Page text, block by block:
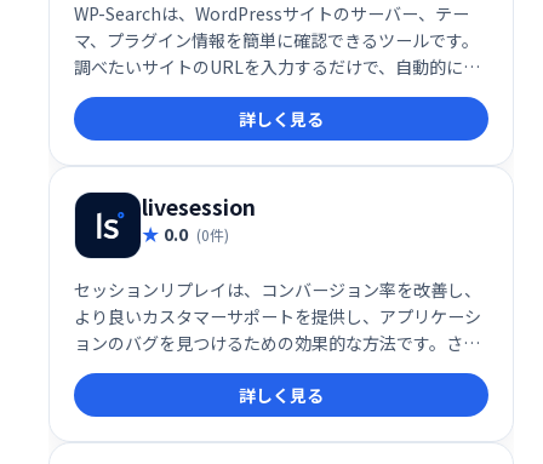
WP-Searchは、WordPressサイトのサーバー、テー
マ、プラグイン情報を簡単に確認できるツールです。
調べたいサイトのURLを入力するだけで、自動的にカ
テゴリー分類された情報を取得。デザイン参考サイト
探しにも役立ちます。ギャラリーサイトや事例集とし
ても活用可能です。
詳しく見る
livesession
0.0 (0件)
セッションリプレイは、コンバージョン率を改善し、
より良いカスタマーサポートを提供し、アプリケーシ
ョンのバグを見つけるための効果的な方法です。さら
に、LiveSessionには高度なフィルタリング機能が付
属しており、カスタムセグメントを作成できます。こ
れらの機能は、ユーザーの行動についてより多くの洞
察を得るのに役立ちます。
詳しく見る